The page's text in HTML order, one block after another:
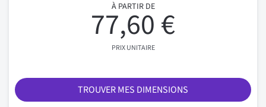
À PARTIR DE
77,60 €
PRIX UNITAIRE
TROUVER MES DIMENSIONS